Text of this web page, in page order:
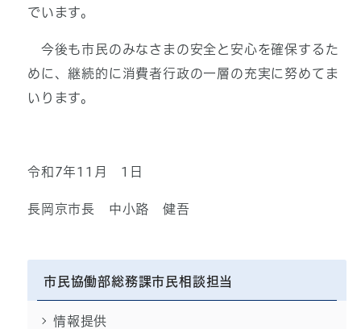
でいます。
今後も市民のみなさまの安全と安心を確保するた
めに、継続的に消費者行政の一層の充実に努めてま
いります。
令和7年11月 1日
長岡京市長 中小路 健吾
市民協働部総務課市民相談担当
情報提供